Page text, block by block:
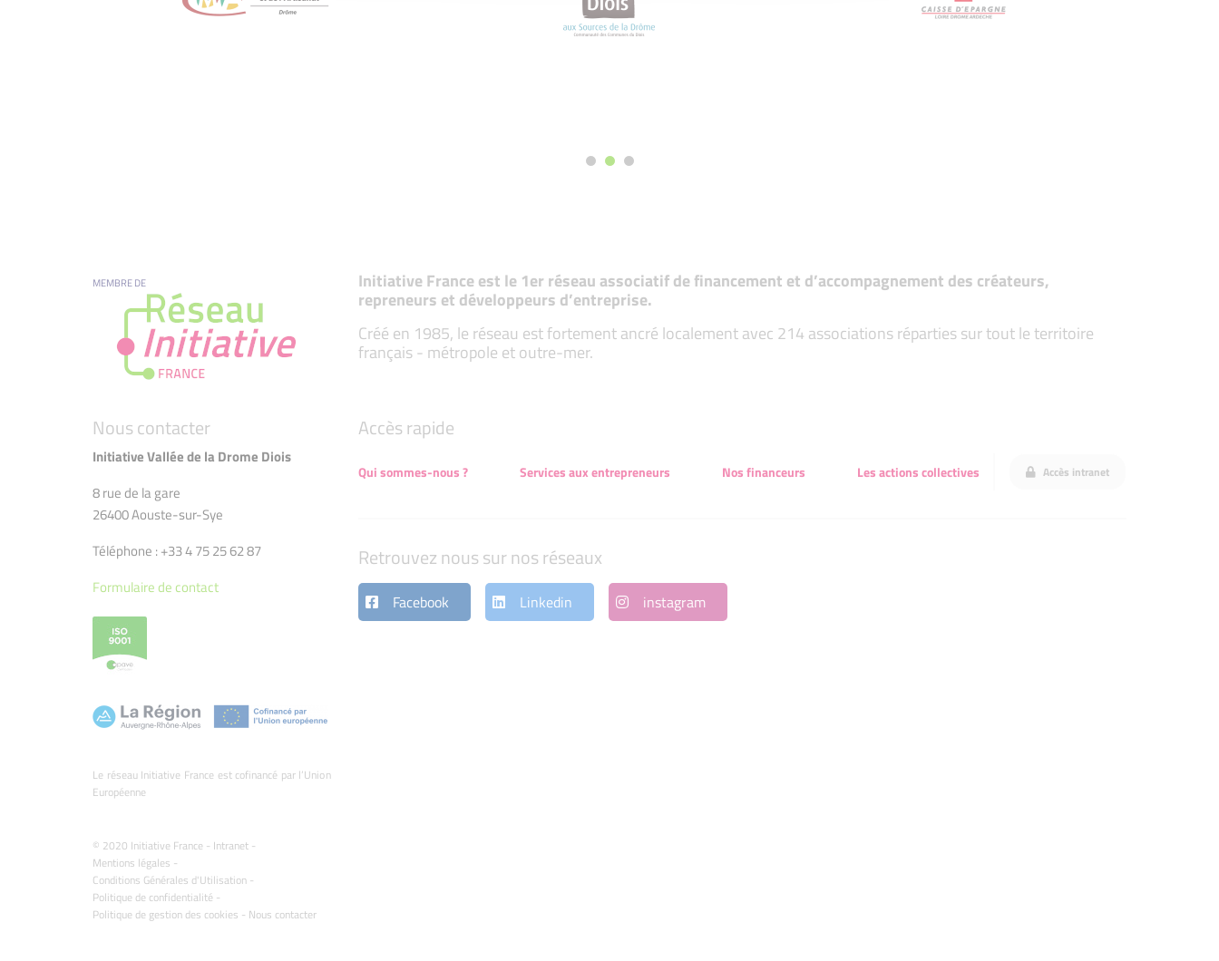
MEMBRE DE Initiative France est le 1er réseau associatif de financement et d’accompagnement des créateurs,
repreneurs et développeurs d’entreprise.
Créé en 1985, le réseau est fortement ancré localement avec 214 associations réparties sur tout le territoire
français - métropole et outre-mer.
Nous contacter
Initiative Vallée de la Drome Diois
8 rue de la gare
26400 Aouste-sur-Sye
Téléphone : +33 4 75 25 62 87
Formulaire de contact
Le réseau Initiative France est cofinancé par l’Union
Européenne
© 2020 Initiative France - Intranet -
Mentions légales -
Conditions Générales d'Utilisation -
Politique de confidentialité -
Politique de gestion des cookies - Nous contacter
Accès rapide
Qui sommes-nous ? Services aux entrepreneurs Nos financeurs Les actions collectives Accès intranet
Retrouvez nous sur nos réseaux
Facebook Linkedin instagram